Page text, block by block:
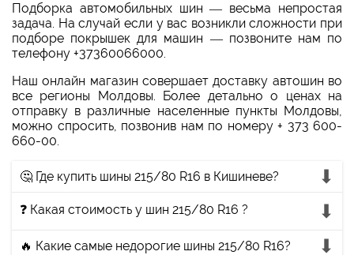
Подборка автомобильных шин — весьма непростая
задача. На случай если у вас возникли сложности при
подборе покрышек для машин — позвоните нам по
телефону +37360066000.
Наш онлайн магазин совершает доставку автошин во
все регионы Молдовы. Более детально о ценах на
отправку в различные населенные пункты Молдовы,
можно спросить, позвонив нам по номеру + 373 600-
660-00.
🤔 Где купить шины 215/80 R16 в Кишиневе?
❓ Какая стоимость у шин 215/80 R16 ?
🔥 Какие самые недорогие шины 215/80 R16?